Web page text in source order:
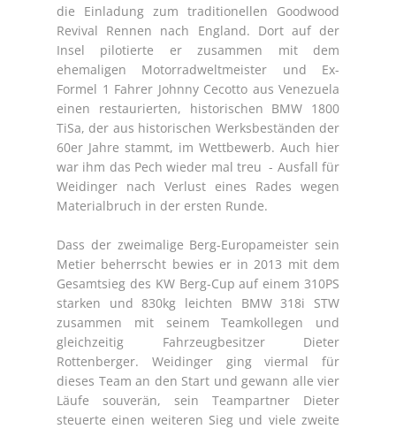
die Einladung zum traditionellen Goodwood
Revival Rennen nach England. Dort auf der
Insel pilotierte er zusammen mit dem
ehemaligen Motorradweltmeister und Ex-
Formel 1 Fahrer Johnny Cecotto aus Venezuela
einen restaurierten, historischen BMW 1800
TiSa, der aus historischen Werksbeständen der
60er Jahre stammt, im Wettbewerb. Auch hier
war ihm das Pech wieder mal treu - Ausfall für
Weidinger nach Verlust eines Rades wegen
Materialbruch in der ersten Runde.
Dass der zweimalige Berg-Europameister sein
Metier beherrscht bewies er in 2013 mit dem
Gesamtsieg des KW Berg-Cup auf einem 310PS
starken und 830kg leichten BMW 318i STW
zusammen mit seinem Teamkollegen und
gleichzeitig Fahrzeugbesitzer Dieter
Rottenberger. Weidinger ging viermal für
dieses Team an den Start und gewann alle vier
Läufe souverän, sein Teampartner Dieter
steuerte einen weiteren Sieg und viele zweite